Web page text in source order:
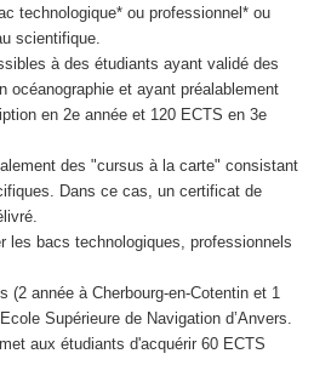
technologique* ou professionnel* ou
scientifique.
à des étudiants ayant validé des
océanographie et ayant préalablement
en 2e année et 120 ECTS en 3e
des "cursus à la carte" consistant
Dans ce cas, un certificat de
les bacs technologiques, professionnels
(2 année à Cherbourg-en-Cotentin et 1
Supérieure de Navigation d’Anvers.
aux étudiants d'acquérir 60 ECTS